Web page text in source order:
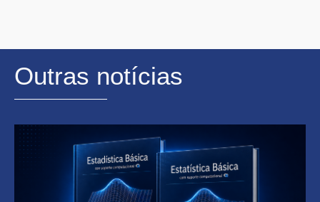
Outras notícias